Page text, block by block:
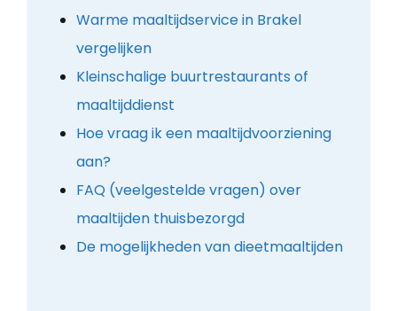
Warme maaltijdservice in Brakel
vergelijken
Kleinschalige buurtrestaurants of
maaltijddienst
Hoe vraag ik een maaltijdvoorziening
aan?
FAQ (veelgestelde vragen) over
maaltijden thuisbezorgd
De mogelijkheden van dieetmaaltijden